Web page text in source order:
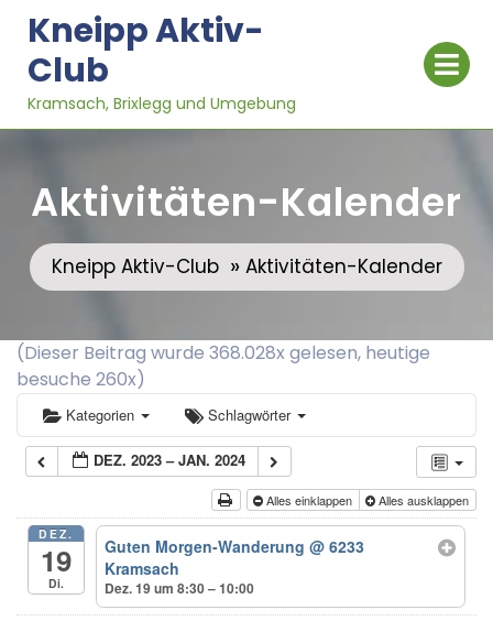
content
Kneipp Aktiv-
Club
Kramsach, Brixlegg und Umgebung
Aktivitäten-Kalender
Kneipp Aktiv-Club» Aktivitäten-Kalender
(Dieser Beitrag wurde 368.028x gelesen, heutige
besuche 260x)
Kategorien Schlagwörter
DEZ. 2023 – JAN. 2024
Alles einklappen Alles ausklappen
DEZ.
19
Di.
Guten Morgen-Wanderung@ 6233
Kramsach
Dez. 19 um 8:30 – 10:00